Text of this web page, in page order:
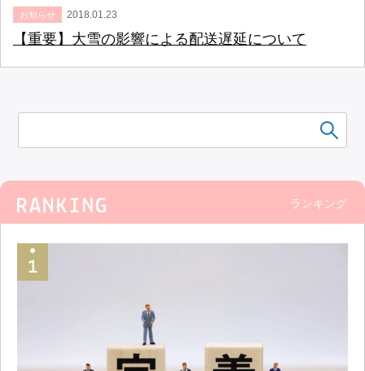
ランキング
お知らせ 2018.01.23
【重要】大雪の影響による配送遅延について